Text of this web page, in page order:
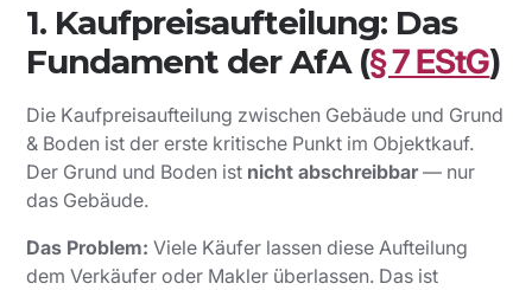
1. Kaufpreisaufteilung: Das
Fundament der AfA (§ 7 EStG)
Die Kaufpreisaufteilung zwischen Gebäude und Grund
& Boden ist der erste kritische Punkt im Objektkauf.
Der Grund und Boden ist nicht abschreibbar— nur
das Gebäude.
Das Problem: Viele Käufer lassen diese Aufteilung
dem Verkäufer oder Makler überlassen. Das ist